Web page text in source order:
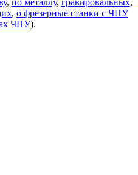
, о фрезерные станки с ЧПУ
ЧПУ).